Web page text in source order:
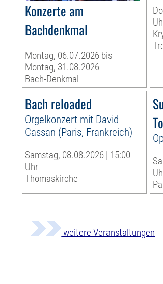
Konzerte am
Bachdenkmal
Montag, 06.07.2026 bis
Montag, 31.08.2026
Bach-Denkmal
Bach reloaded
Orgelkonzert mit David
Cassan (Paris, Frankreich)
Samstag, 08.08.2026 | 15:00
Uhr
Thomaskirche
weitere Veranstaltungen